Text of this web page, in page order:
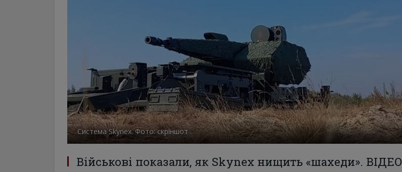
Система Skynex. Фото: скріншот
Військові показали, як Skynex нищить «шахеди». ВІДЕО